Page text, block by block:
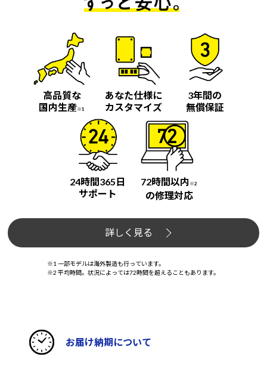
高品質な
国内生産※1
あなた仕様に
カスタマイズ
3年間の
無償保証
24時間365日
サポート
72時間以内 ※2
の修理対応
詳しく見る
※1 一部モデルは海外製造も行っています。
※2 平均時間。状況によっては72時間を超えることもあります。
お届け納期について